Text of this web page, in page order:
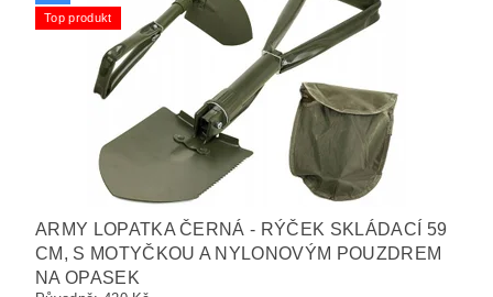
Top produkt
ARMY LOPATKA ČERNÁ - RÝČEK SKLÁDACÍ 59
CM, S MOTYČKOU A NYLONOVÝM POUZDREM
NA OPASEK